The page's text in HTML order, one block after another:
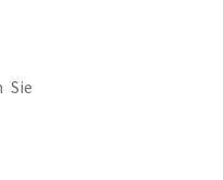
Sie